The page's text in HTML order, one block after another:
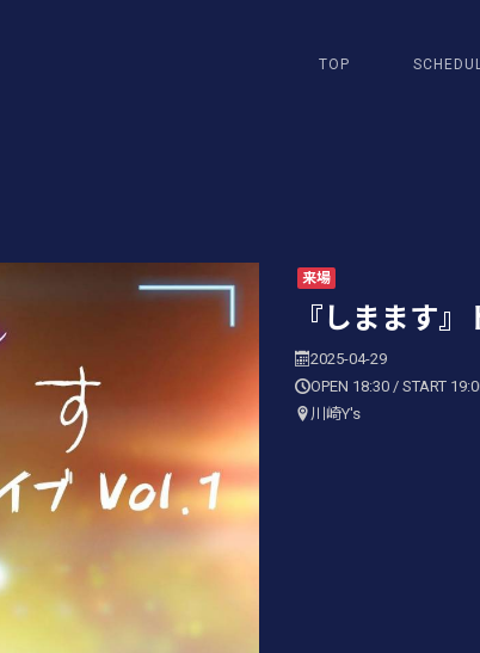
TOP
来場
『しまます
2025-04-29
OPEN 18:30 / START
川崎Y's